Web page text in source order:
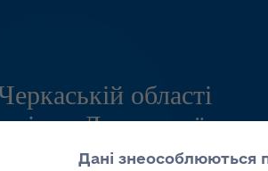
області
Державної